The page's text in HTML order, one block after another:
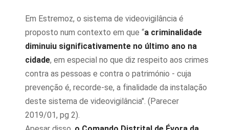
Em Estremoz, o sistema de videovigilância é
proposto num contexto em que “a criminalidade
diminuiu significativamente no último ano na
cidade, em especial no que diz respeito aos crimes
contra as pessoas e contra o património - cuja
prevenção é, recorde-se, a finalidade da instalação
deste sistema de videovigilância". (Parecer
2019/01, pg 2).